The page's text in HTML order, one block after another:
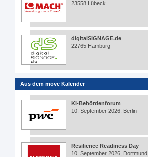
23558 Lübeck
digitalSIGNAGE.de
22765 Hamburg
Aus dem move Kalender
KI-Behördenforum
10. September 2026, Berlin
Resilience Readiness Day
10. September 2026, Dortmund